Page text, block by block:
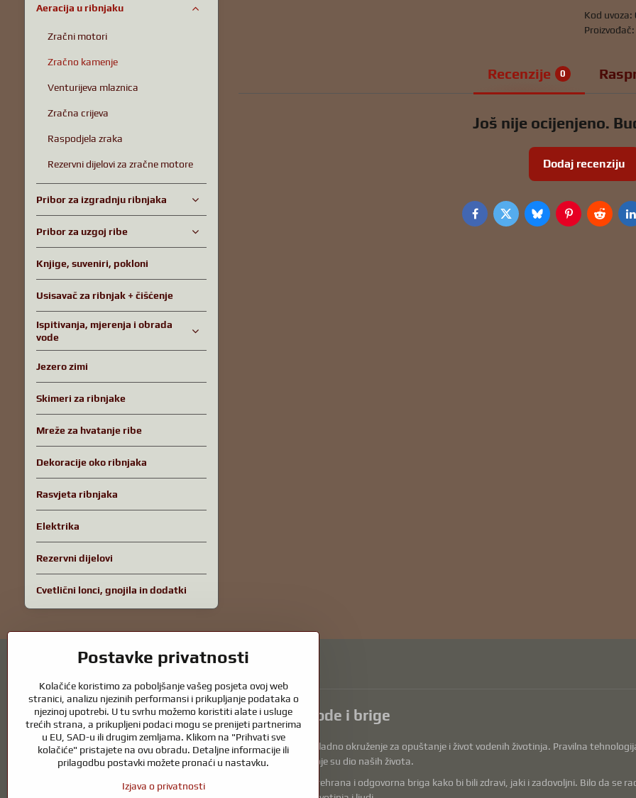
Kod uvoza:
Proizvođač:
Recenzije 0
Još nije ocijenjeno.
Dodaj recenziju
FacebookTwitterBlueskyPinterestReddit
Aeracija u ribnjaku
Zračni motori
Zračno kamenje
Venturijeva mlaznica
Zračna crijeva
Raspodjela zraka
Rezervni dijelovi za zračne motore
Pribor za izgradnju ribnjaka
Pribor za uzgoj ribe
Knjige, suveniri, pokloni
Usisavač za ribnjak + čišćenje
Ispitivanja, mjerenja i obrada
vode
Jezero zimi
Skimeri za ribnjake
Mreže za hvatanje ribe
Dekoracije oko ribnjaka
Rasvjeta ribnjaka
Elektrika
Rezervni dijelovi
Cvetlični lonci, gnojila in dodatki
Vrtni ribnjaci i oprema za konje – spoj prirode i brige
Vrtni ribnjaci prekrasan su dodatak svakom eksterijeru i stvaraju skladno okruženje za opuštanje i život vodenih životinja. Pravilna
ribnjak tijekom cijele godine. Jednako važna je briga o životinjama koje su dio naših života.
Konjima je potrebna visokokvalitetna oprema za jahanje, pravilna prehrana i odgovorna briga kako bi bili zdravi, jaki i zadovoljni. Bilo da se
Postavke privatnosti
Kolačiće koristimo za poboljšanje vašeg posjeta ovoj web
stranici, analizu njezinih performansi i prikupljanje podataka o
njezinoj upotrebi. U tu svrhu možemo koristiti alate i usluge
trećih strana, a prikupljeni podaci mogu se prenijeti partnerima
u EU, SAD-u ili drugim zemljama. Klikom na "Prihvati sve
kolačiće" pristajete na ovu obradu. Detaljne informacije ili
prilagodbu postavki možete pronaći u nastavku.
Izjava o privatnosti